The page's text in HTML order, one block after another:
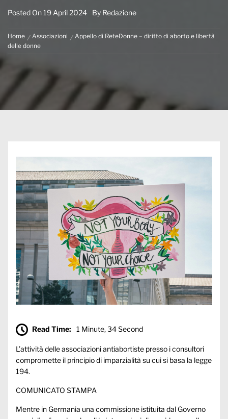
Posted On19 April 2024 By Redazione
Home Associazioni
Appello di ReteDonne – diritto di aborto e libertà
delle donne
Read Time: 1 Minute, 34 Second
L’attività delle associazioni antiabortiste presso i consultori
compromette il principio di imparzialità su cui si basa la legge
194.
COMUNICATO STAMPA
Mentre in Germania una commissione istituita dal Governo